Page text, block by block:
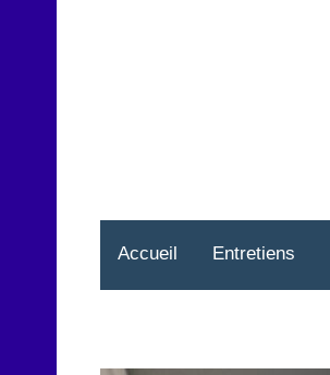
Accueil Entretiens